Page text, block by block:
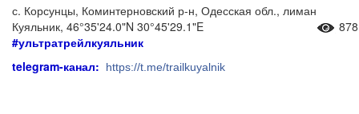
с. Корсунцы, Коминтерновский р-н, Одесская обл., лиман
Куяльник, 46°35'24.0"N 30°45'29.1"E
#ультратрейлкуяльник
telegram-канал:
https://t.me/trailkuyalnik